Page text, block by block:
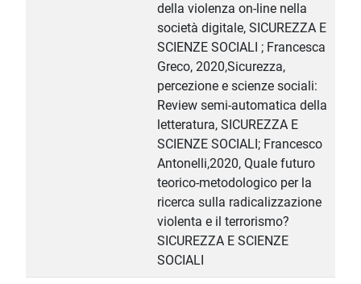
della violenza on-line nella
società digitale, SICUREZZA E
SCIENZE SOCIALI ; Francesca
Greco, 2020,Sicurezza,
percezione e scienze sociali:
Review semi-automatica della
letteratura, SICUREZZA E
SCIENZE SOCIALI; Francesco
Antonelli,2020, Quale futuro
teorico-metodologico per la
ricerca sulla radicalizzazione
violenta e il terrorismo?
SICUREZZA E SCIENZE
SOCIALI